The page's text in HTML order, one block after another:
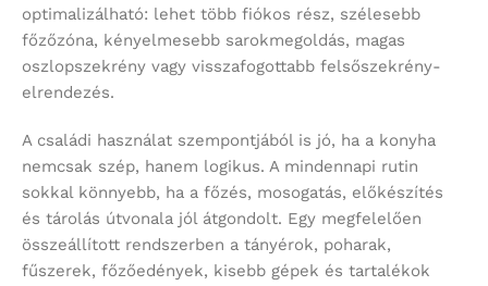
optimalizálható: lehet több fiókos rész, szélesebb
főzőzóna, kényelmesebb sarokmegoldás, magas
oszlopszekrény vagy visszafogottabb felsőszekrény-
elrendezés.
A családi használat szempontjából is jó, ha a konyha
nemcsak szép, hanem logikus. A mindennapi rutin
sokkal könnyebb, ha a főzés, mosogatás, előkészítés
és tárolás útvonala jól átgondolt. Egy megfelelően
összeállított rendszerben a tányérok, poharak,
fűszerek, főzőedények, kisebb gépek és tartalékok